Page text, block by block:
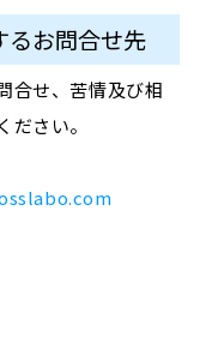
るお問合せ先
合せ、苦情及び相
さい。